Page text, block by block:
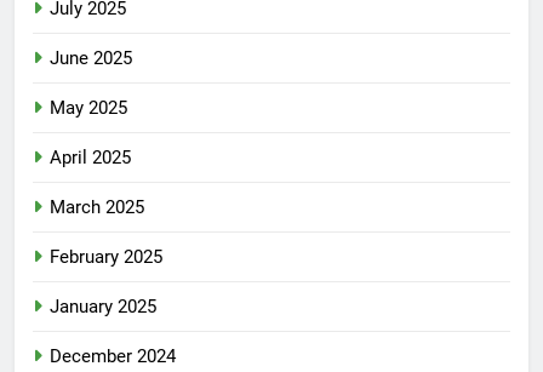
July 2025
June 2025
May 2025
April 2025
March 2025
February 2025
January 2025
December 2024